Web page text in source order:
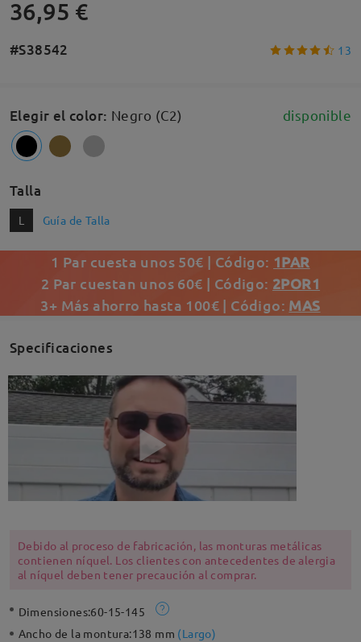
36,95 €
#S38542 13
Elegir el color: Negro (C2) disponible
Talla
L Guía de Talla
1 Par cuesta unos 50€ | Código: 1PAR
2 Par cuestan unos 60€ | Código: 2POR1
3+ Más ahorro hasta 100€ | Código: MAS
Specificaciones
Debido al proceso de fabricación, las monturas metálicas
contienen níquel. Los clientes con antecedentes de alergia
al níquel deben tener precaución al comprar.
Dimensiones:60-15-145
Ancho de la montura:138 mm (Largo)